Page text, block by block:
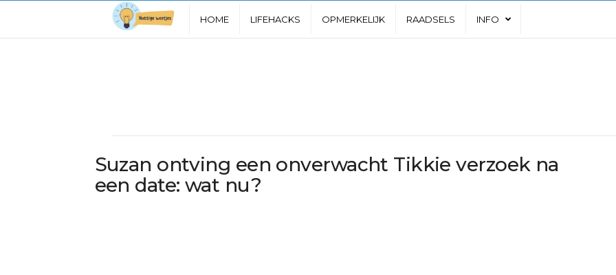
i
g
HOME LIFEHACKS OPMERKELIJK RAADSELS INFO
Suzan ontving een onverwacht Tikkie verzoek na
een date: wat nu?